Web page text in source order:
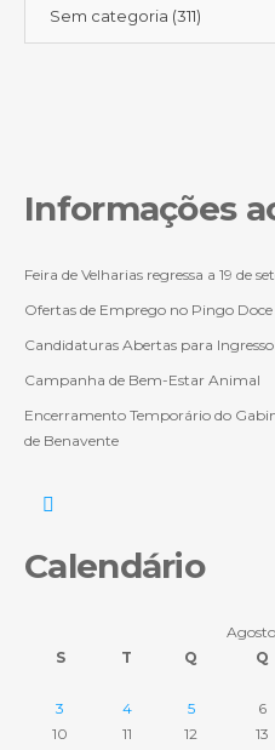
Sem categoria (311)
Informações
Feira de Velharias regressa a 19 de
Ofertas de Emprego no Pingo
Candidaturas Abertas para
Campanha de Bem-Estar Animal
Encerramento Temporário do
de Benavente
Calendário
S
T Q Q
3
4 5 6
10
11 12 13